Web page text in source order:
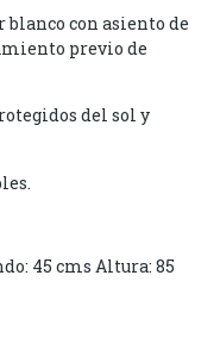
blanco con asiento de
previo de
del sol y
45 cms Altura: 85